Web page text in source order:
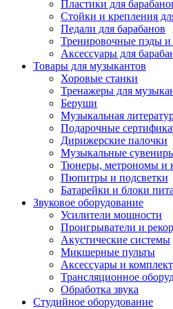
Пластики для
Стойки и крепления
Педали для барабанов
Тренировочные пэды и
Аксессуары для
Товары для музыкантов
Хоровые станки
Тренажеры для
Беруши
Музыкальная
Подарочные
Дирижерские палочки
Музыкальные
Тюнеры, метрономы и
Пюпитры и подсветки
Батарейки и блоки
Звуковое оборудование
Усилители мощности
Проигрыватели и
Акустические системы
Микшерные пульты
Аксессуары и
Трансляционное
Обработка звука
Студийное оборудование